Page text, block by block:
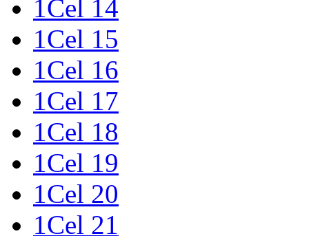
1Cel 14
1Cel 15
1Cel 16
1Cel 17
1Cel 18
1Cel 19
1Cel 20
1Cel 21